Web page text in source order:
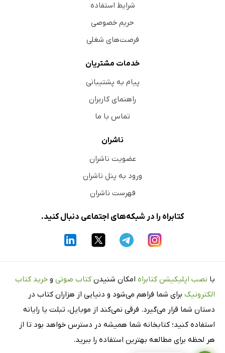
شرایط استفاده
حریم خصوصی
فرصت‌های شغلی
خدمات مشتریان
پیام به پشتیبانی
راهنمای کاربران
تماس با ما
ناشران
عضویت ناشران
ورود به پنل ناشران
فهرست ناشران
کتابراه را در شبکه‌های اجتماعی دنبال کنید.
با نصب اپلیکیشن کتابراه امکان شنیدن کتاب صوتی و خرید کتاب
الکترونیک برای شما فراهم می‌شود و دنیایی از هزاران کتاب در
دستان شما قرار می‌گیرد. فرقی نمی‌کند از موبایل، تبلت یا رایانه
استفاده کنید؛ کتابخانه شما همیشه در دسترس خواهد بود تا از
هر لحظه برای مطالعه بهترین استفاده را ببرید.